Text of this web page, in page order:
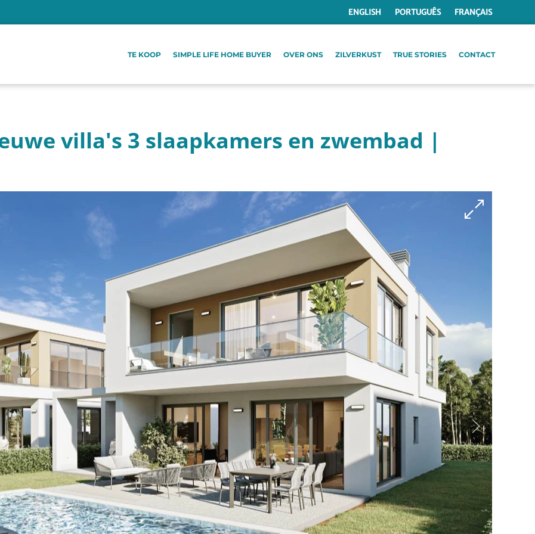
ENGLISH PORTUGUÊS FRANÇAIS
TE KOOP SIMPLE LIFE HOME BUYER OVER ONS ZILVERKUST TRUE STORIES CONTACT
villa's 3 slaapkamers en zwembad |